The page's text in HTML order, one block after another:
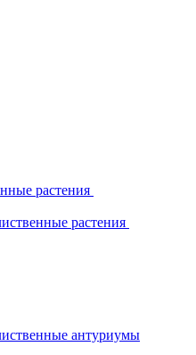
растения
растения
антуриумы